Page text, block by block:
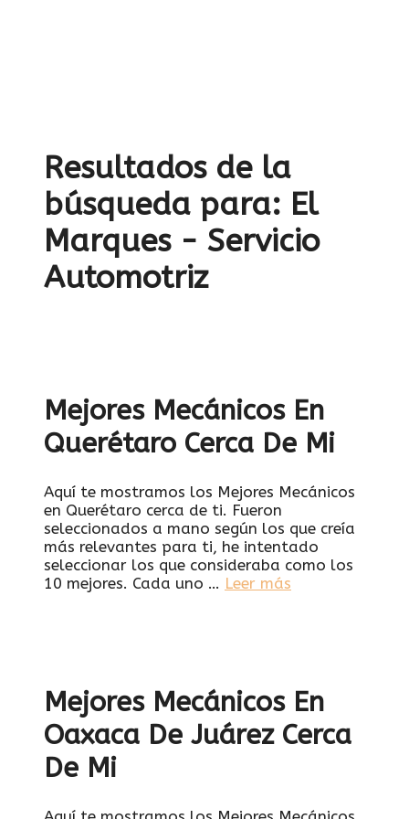
Resultados de la
búsqueda para: El
Marques - Servicio
Automotriz
Mejores Mecánicos En
Querétaro Cerca De Mi
Aquí te mostramos los Mejores Mecánicos
en Querétaro cerca de ti. Fueron
seleccionados a mano según los que creía
más relevantes para ti, he intentado
seleccionar los que consideraba como los
10 mejores. Cada uno … Leer más
Mejores Mecánicos En
Oaxaca De Juárez Cerca
De Mi